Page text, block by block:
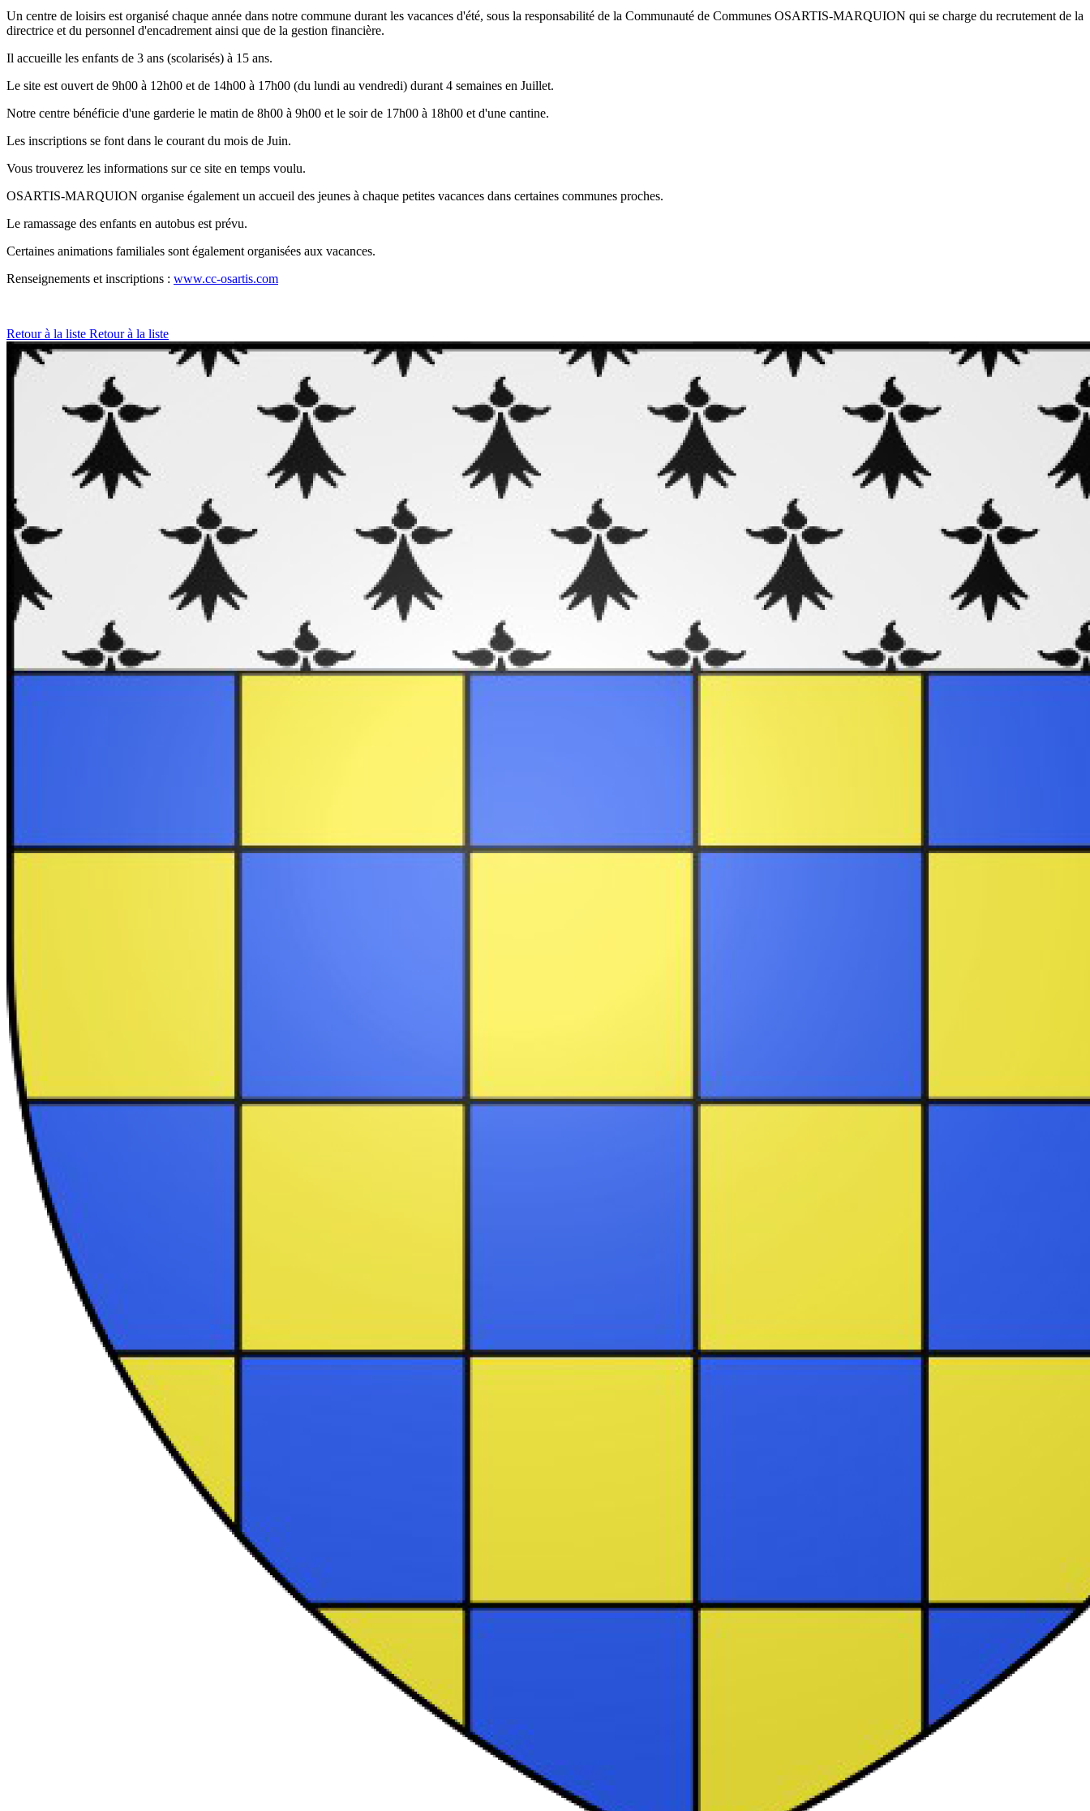
Un centre de loisirs est organisé chaque année dans notre commune durant les vacances d'été, sous la responsabilité de la Communauté de Communes OSARTIS-MARQUION qui se charge du recrutement de la
directrice et du personnel d'encadrement ainsi que de la gestion financière.
Il accueille les enfants de 3 ans (scolarisés) à 15 ans.
Le site est ouvert de 9h00 à 12h00 et de 14h00 à 17h00 (du lundi au vendredi) durant 4 semaines en Juillet.
Notre centre bénéficie d'une garderie le matin de 8h00 à 9h00 et le soir de 17h00 à 18h00 et d'une cantine.
Les inscriptions se font dans le courant du mois de Juin.
Vous trouverez les informations sur ce site en temps voulu.
OSARTIS-MARQUION organise également un accueil des jeunes à chaque petites vacances dans certaines communes proches.
Le ramassage des enfants en autobus est prévu.
Certaines animations familiales sont également organisées aux vacances.
Renseignements et inscriptions : www.cc-osartis.com
Retour à la liste Retour à la liste